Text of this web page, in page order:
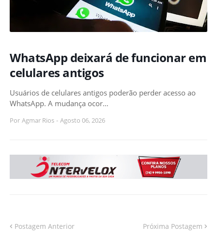
WhatsApp deixará de funcionar em
celulares antigos
Usuários de celulares antigos poderão perder acesso ao
WhatsApp. A mudança ocor…
Por Agmar Rios - Agosto 06, 2026
Postagem Anterior Próxima Postagem